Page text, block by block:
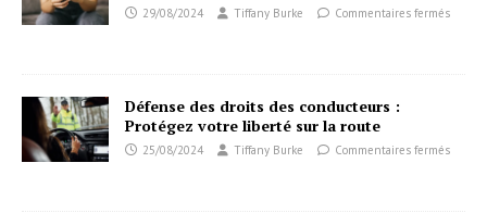
29/08/2024 Tiffany Burke Commentaires fermés
Défense des droits des conducteurs :
Protégez votre liberté sur la route
25/08/2024 Tiffany Burke Commentaires fermés